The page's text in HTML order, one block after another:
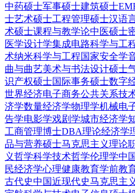
中药硕士军事硕士建筑硕士
士艺术硕士工程管理硕士汉语
术硕士课程与教学论中医硕士
医学设计学集成电路科学与工
术纳米科学与工程国家安全学
曲与曲艺美术与书法设计硕士
识产权硕士国际事务硕士数字
世界经济电子商务公共关系技
济学数量经济学物理学机械电
告学电影学戏剧学城市经济学
工商管理博士DBA理论经济学
品与营养硕士马克思主义理论
义哲学科学技术哲学伦理学中
民经济学心理健康教育学前教
古代史中国近现代史马克思主